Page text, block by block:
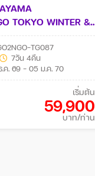
TOKYO WINTER &
4คืน (TG)
TG087
7วัน 4คืน
.ค. 69 - 05 ม.ค. 70
เริ่มต้น
59,900
บาท/ท่าน